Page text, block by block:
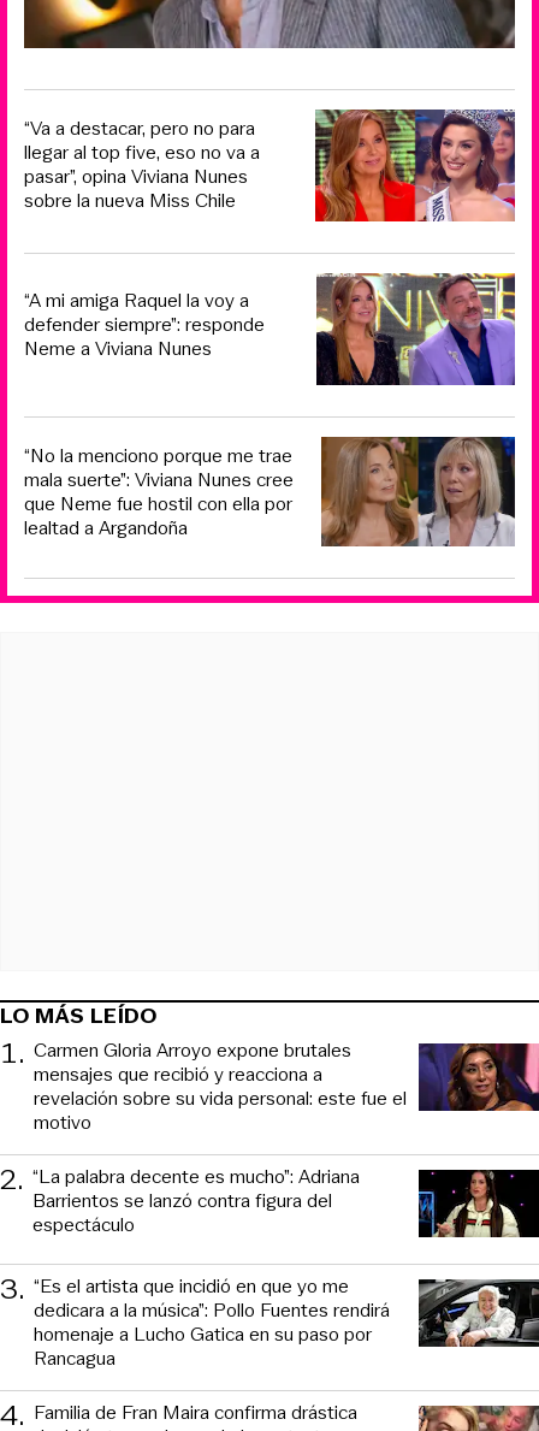
“Va a destacar, pero no para
llegar al top five, eso no va a
pasar”, opina Viviana Nunes
sobre la nueva Miss Chile
“A mi amiga Raquel la voy a
defender siempre”: responde
Neme a Viviana Nunes
“No la menciono porque me trae
mala suerte”: Viviana Nunes cree
que Neme fue hostil con ella por
lealtad a Argandoña
LO MÁS LEÍDO
1. Carmen Gloria Arroyo expone brutales
mensajes que recibió y reacciona a
revelación sobre su vida personal: este fue el
motivo
2. “La palabra decente es mucho”: Adriana
Barrientos se lanzó contra figura del
espectáculo
3. “Es el artista que incidió en que yo me
dedicara a la música”: Pollo Fuentes rendirá
homenaje a Lucho Gatica en su paso por
Rancagua
4. Familia de Fran Maira confirma drástica